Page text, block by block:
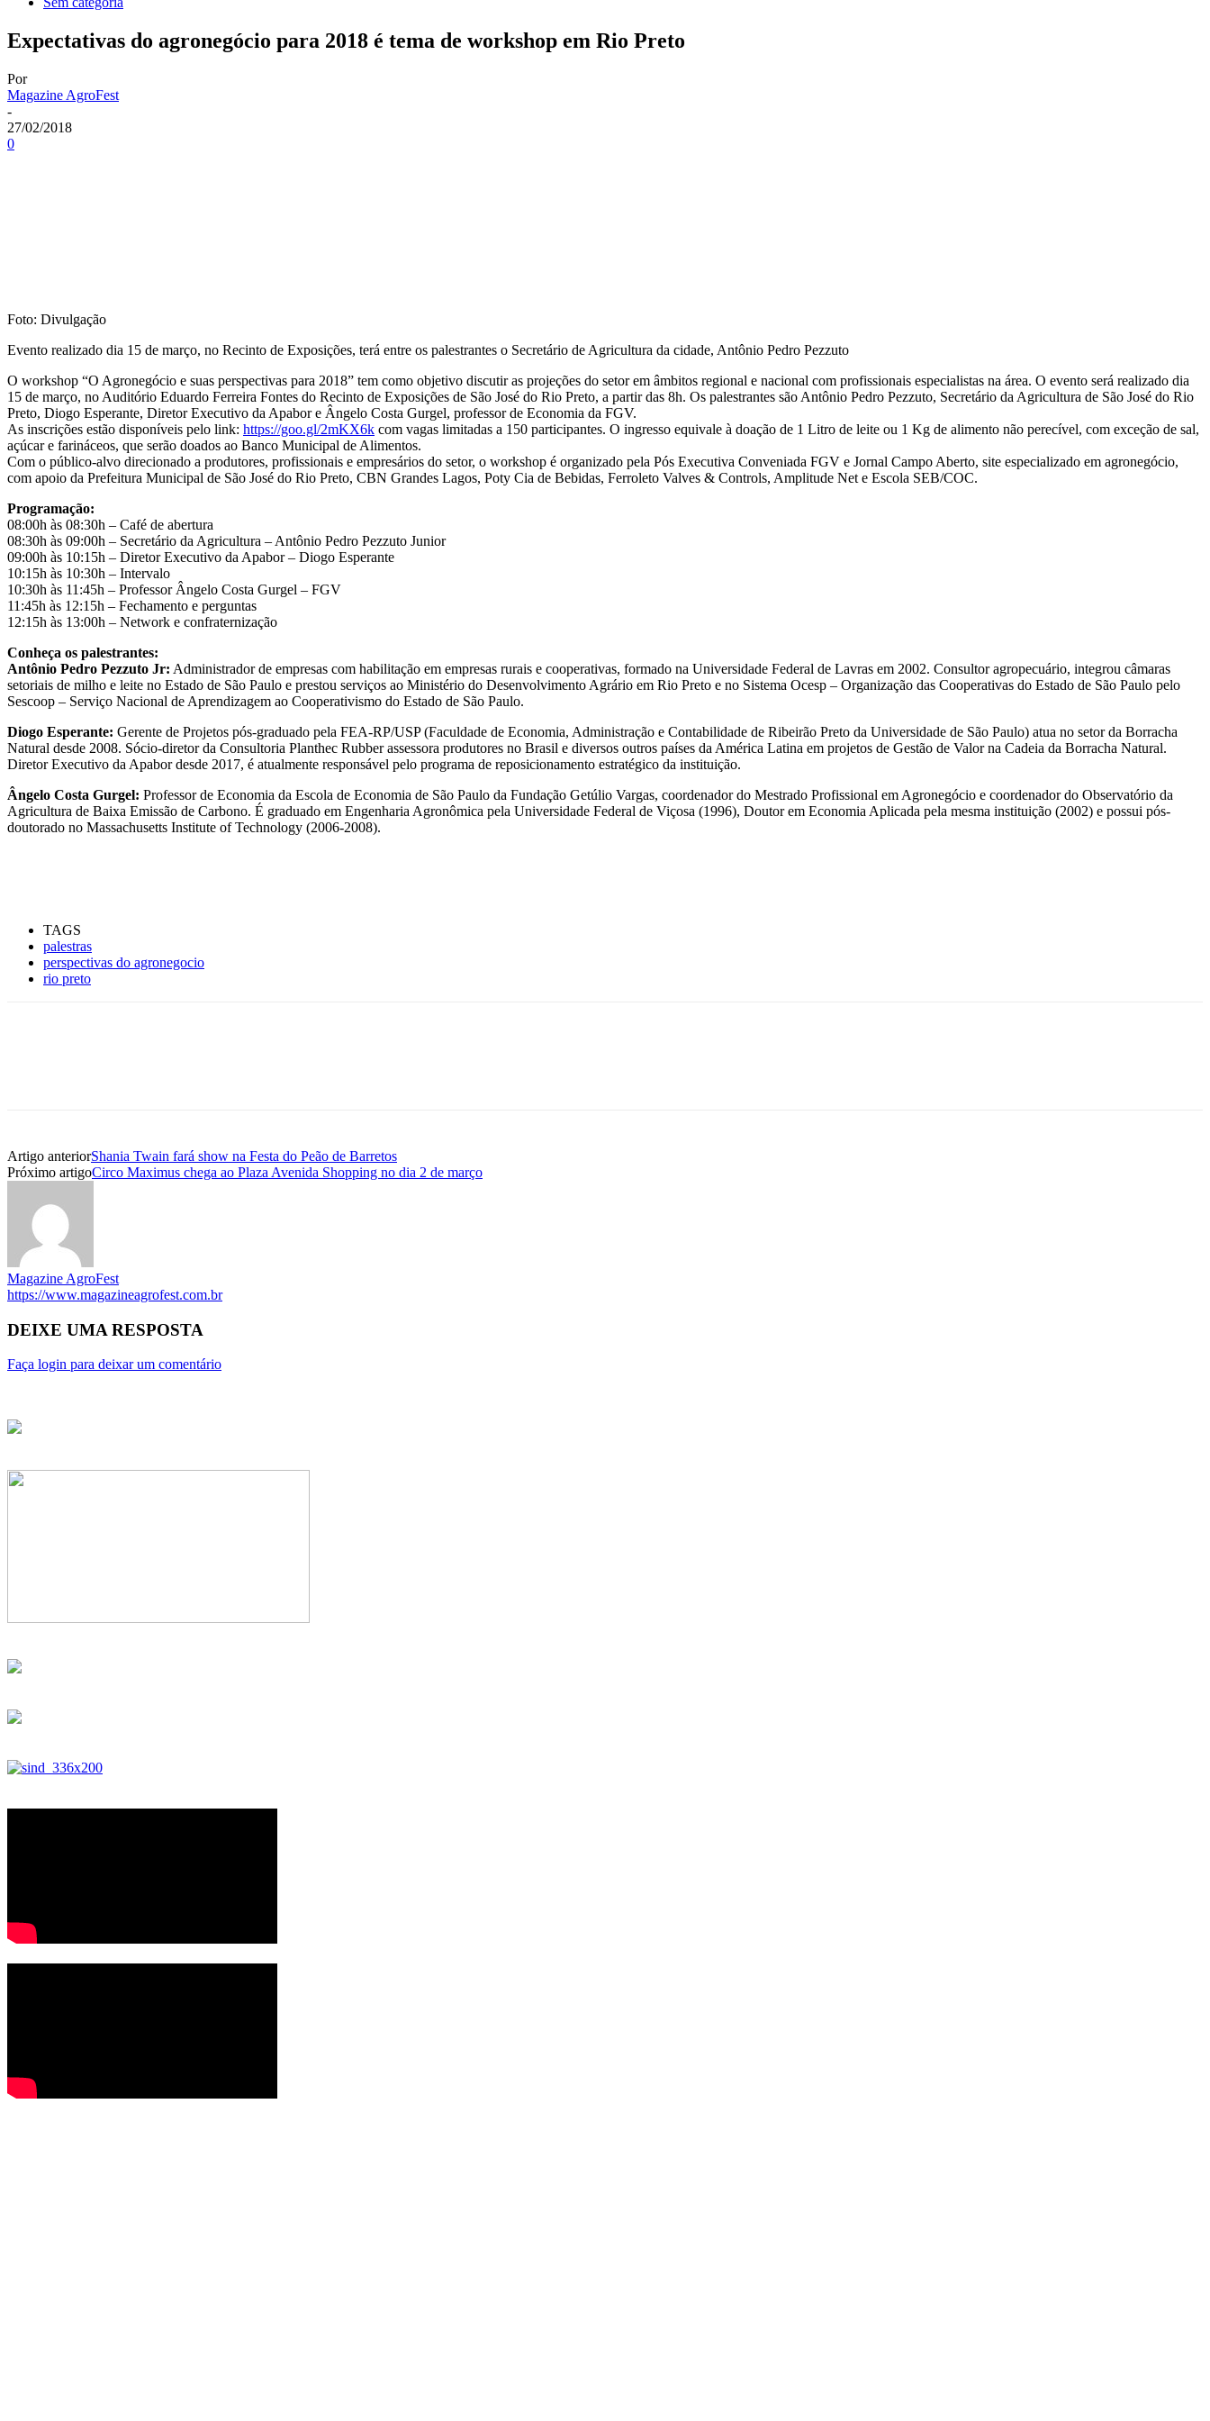
Expectativas do agronegócio para 2018 é tema de workshop em Rio Preto
Por
Magazine AgroFest
-
27/02/2018
0
Foto: Divulgação
Evento realizado dia 15 de março, no Recinto de Exposições, terá entre os palestrantes o Secretário de Agricultura da cidade, Antônio Pedro Pezzuto
O workshop “O Agronegócio e suas perspectivas para 2018” tem como objetivo discutir as projeções do setor em âmbitos regional e nacional com profissionais especialistas na área. O evento será realizado dia
15 de março, no Auditório Eduardo Ferreira Fontes do Recinto de Exposições de São José do Rio Preto, a partir das 8h. Os palestrantes são Antônio Pedro Pezzuto, Secretário da Agricultura de São José do Rio
Preto, Diogo Esperante, Diretor Executivo da Apabor e Ângelo Costa Gurgel, professor de Economia da FGV.
As inscrições estão disponíveis pelo link: https://goo.gl/2mKX6k com vagas limitadas a 150 participantes. O ingresso equivale à doação de 1 Litro de leite ou 1 Kg de alimento não perecível, com exceção de sal,
açúcar e farináceos, que serão doados ao Banco Municipal de Alimentos.
Com o público-alvo direcionado a produtores, profissionais e empresários do setor, o workshop é organizado pela Pós Executiva Conveniada FGV e Jornal Campo Aberto, site especializado em agronegócio,
com apoio da Prefeitura Municipal de São José do Rio Preto, CBN Grandes Lagos, Poty Cia de Bebidas, Ferroleto Valves & Controls, Amplitude Net e Escola SEB/COC.
Programação:
08:00h às 08:30h – Café de abertura
08:30h às 09:00h – Secretário da Agricultura – Antônio Pedro Pezzuto Junior
09:00h às 10:15h – Diretor Executivo da Apabor – Diogo Esperante
10:15h às 10:30h – Intervalo
10:30h às 11:45h – Professor Ângelo Costa Gurgel – FGV
11:45h às 12:15h – Fechamento e perguntas
12:15h às 13:00h – Network e confraternização
Conheça os palestrantes:
Antônio Pedro Pezzuto Jr: Administrador de empresas com habilitação em empresas rurais e cooperativas, formado na Universidade Federal de Lavras em 2002. Consultor agropecuário, integrou câmaras
setoriais de milho e leite no Estado de São Paulo e prestou serviços ao Ministério do Desenvolvimento Agrário em Rio Preto e no Sistema Ocesp – Organização das Cooperativas do Estado de São Paulo pelo
Sescoop – Serviço Nacional de Aprendizagem ao Cooperativismo do Estado de São Paulo.
Diogo Esperante: Gerente de Projetos pós-graduado pela FEA-RP/USP (Faculdade de Economia, Administração e Contabilidade de Ribeirão Preto da Universidade de São Paulo) atua no setor da Borracha
Natural desde 2008. Sócio-diretor da Consultoria Planthec Rubber assessora produtores no Brasil e diversos outros países da América Latina em projetos de Gestão de Valor na Cadeia da Borracha Natural.
Diretor Executivo da Apabor desde 2017, é atualmente responsável pelo programa de reposicionamento estratégico da instituição.
Ângelo Costa Gurgel: Professor de Economia da Escola de Economia de São Paulo da Fundação Getúlio Vargas, coordenador do Mestrado Profissional em Agronegócio e coordenador do Observatório da
Agricultura de Baixa Emissão de Carbono. É graduado em Engenharia Agronômica pela Universidade Federal de Viçosa (1996), Doutor em Economia Aplicada pela mesma instituição (2002) e possui pós-
doutorado no Massachusetts Institute of Technology (2006-2008).
TAGS
palestras
perspectivas do agronegocio
rio preto
Artigo anteriorShania Twain fará show na Festa do Peão de Barretos
Próximo artigoCirco Maximus chega ao Plaza Avenida Shopping no dia 2 de março
Magazine AgroFest
https://www.magazineagrofest.com.br
DEIXE UMA RESPOSTA
Faça login para deixar um comentário